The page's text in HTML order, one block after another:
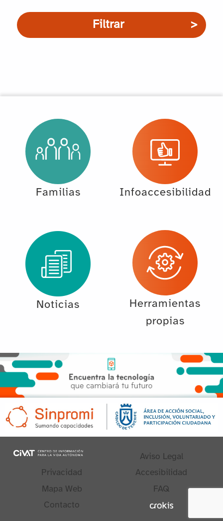
Filtrar
Familias Infoaccesibilidad
Noticias
Herramientas
propias
Aviso Legal
Privacidad
Accesibilidad
Mapa Web
FAQ
Contacto